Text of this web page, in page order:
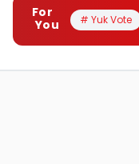
For
You
# Yuk Vote